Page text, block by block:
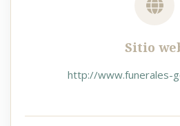
Sitio
http://www.funerales-